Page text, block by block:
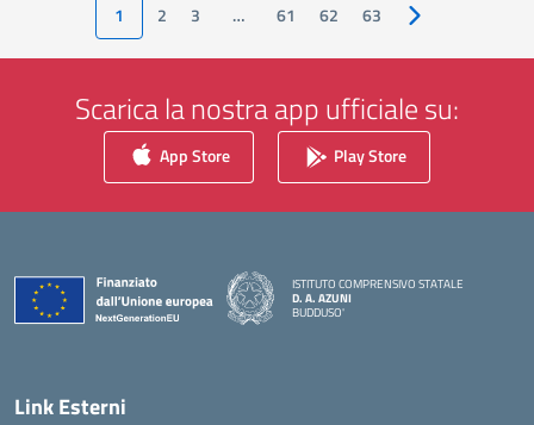
1 2 3 … 61 62 63 Pagina
Scarica la nostra app ufficiale su:
App Store Play Store
ISTITUTO COMPRENSIVO STATALE
D. A. AZUNI
BUDDUSO'
Link Esterni